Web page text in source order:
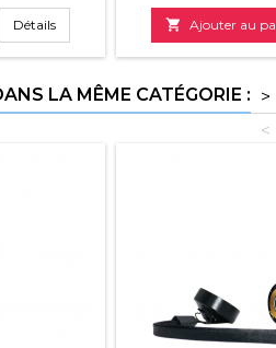
Détails  Ajouter au
LA MÊME CATÉGORIE : >
<